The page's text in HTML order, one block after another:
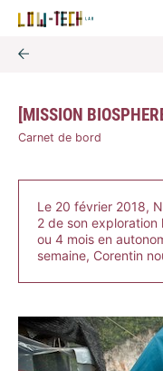
[MISSION
Carnet de bord
Le 20 février 2018,
2 de son exploration
ou 4 mois en
semaine, Corentin